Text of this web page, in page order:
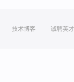
技术博客 诚聘英才